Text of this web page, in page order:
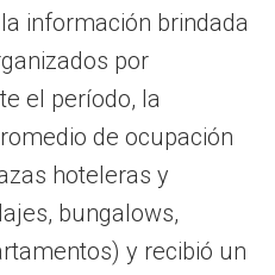
información brindada
por
el período, la
de ocupación
hoteleras y
bungalows,
y recibió un